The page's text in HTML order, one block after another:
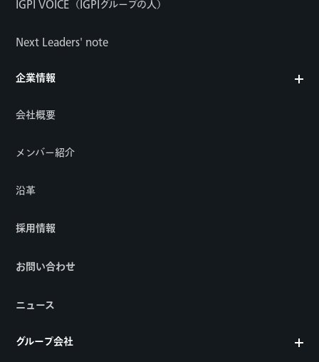
IGPI VOICE（IGPIグループの人）
Next Leaders' note
企業情報
会社概要
メンバー紹介
沿革
採用情報
お問い合わせ
ニュース
グループ会社